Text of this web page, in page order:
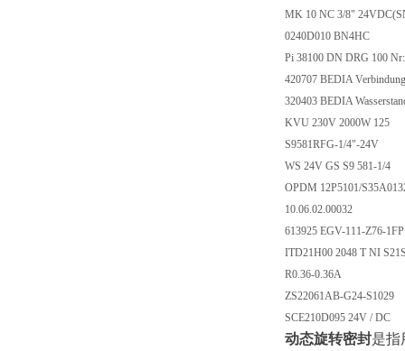
MK 10 NC 3/8"
0240D010 BN4HC
Pi 38100 DN DRG 100
420707 BEDIA
320403 BEDIA
KVU 230V 2000W 125
S9581RFG-1/4"-24V
WS 24V GS S9 581-1/4
OPDM 12P5101/
10.06.02.00032
613925 EGV-111-Z76-
ITD21H00 2048 T NI
R0.36-0.36A
ZS22061AB-G24-S1029
SCE210D095 24V / DC
动态旋转密封是指